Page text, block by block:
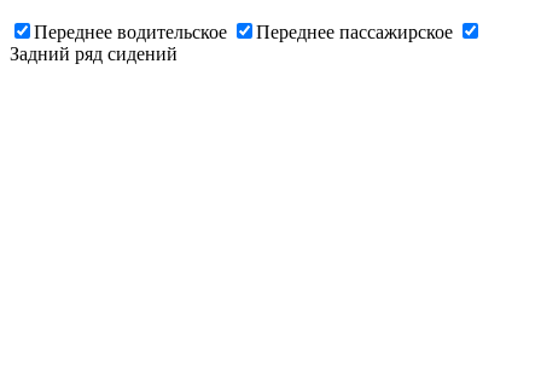
Переднее водительское
Переднее пассажирское
Задний ряд сидений